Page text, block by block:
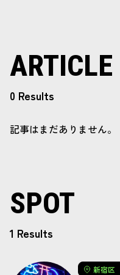
ARTICLE
0 Results
記事はまだありません。
SPOT
1 Results
新宿区